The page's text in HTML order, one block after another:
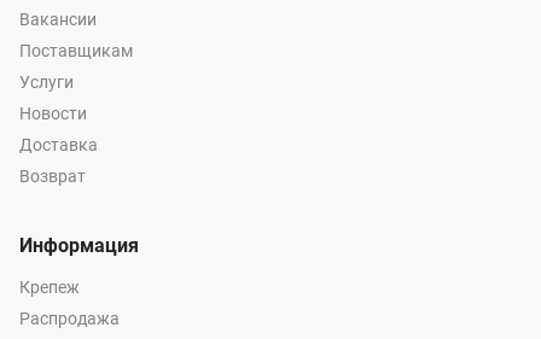
Вакансии
Поставщикам
Услуги
Новости
Доставка
Возврат
Информация
Крепеж
Распродажа